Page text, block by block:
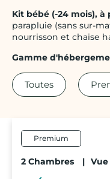
Kit bébé (-24 mois), à
parapluie (sans sur-
nourrisson et chaise
Gamme
Toutes
Premium
2 Chambres |